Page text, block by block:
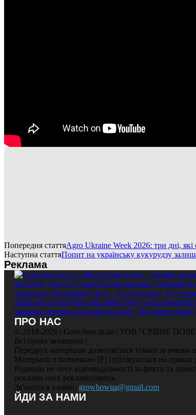
Попередня статтяAgro Ukraine Week 2026: три дні, які
Наступна статтяПопит на українську кукурудзу
Реклама
ПРО НАС
© 2018-2026 | Growhow.in.ua | ТОВ "СРІБНЕ
Всі права захищено |
Передрук матеріалів дозволяється тільки за
Матеріали з позначкою [Р] публікуються на правах
Редакція не несе відповідальності за факти та
реклами несе рекламодавець.
Зв'язатися з нами: growhowua@gmail.com
ЙДИ ЗА НАМИ